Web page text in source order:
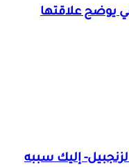
يوضح علاقتها
إليك سببه